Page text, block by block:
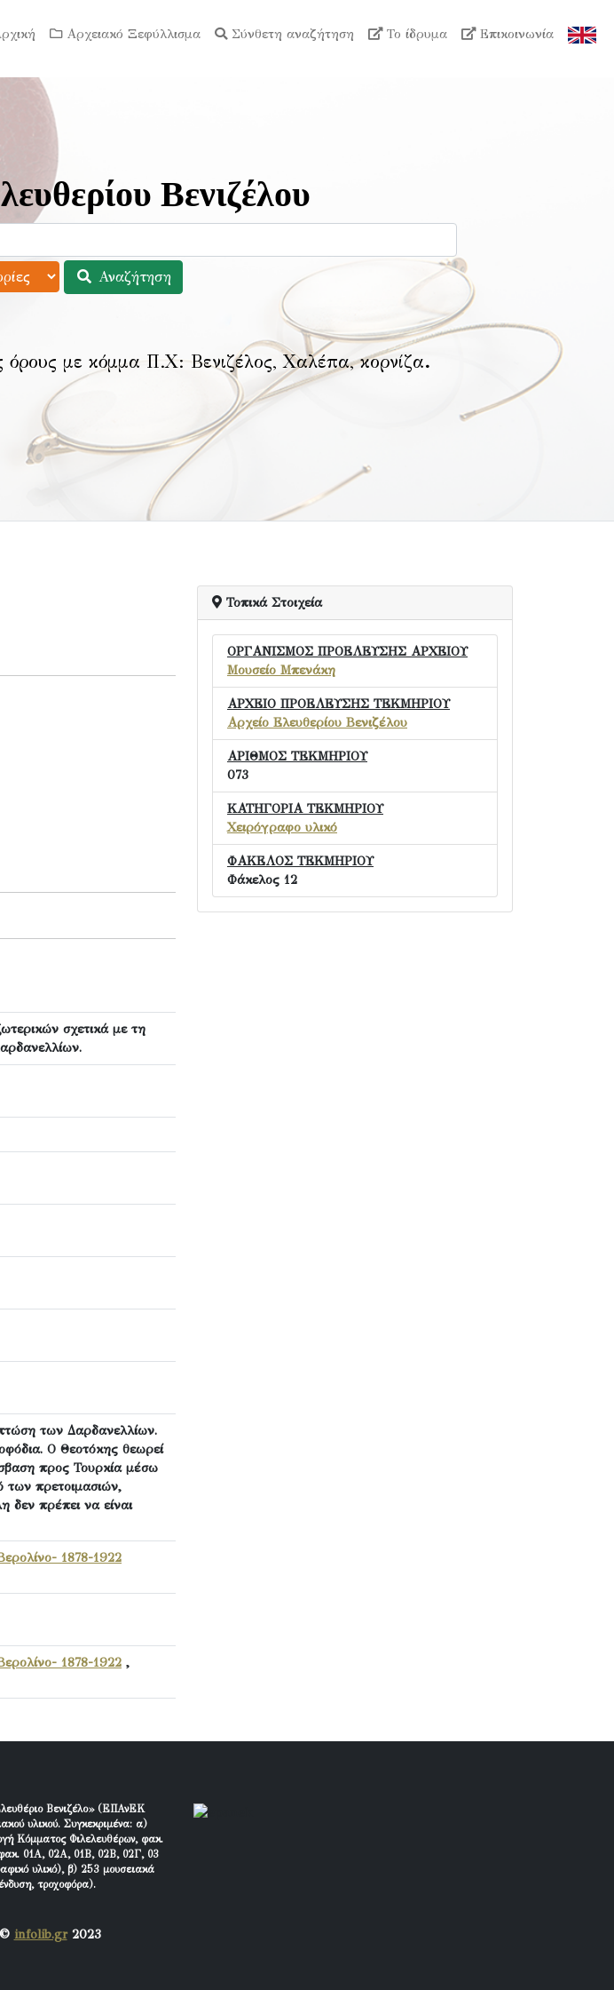
Αρχειακό Ξεφύλλισμα Σύνθετη αναζήτηση Το ίδρυμα Επικοινωνία
Βενιζέλου
Αναζήτηση
όρους με κόμμα Π.Χ: Βενιζέλος, Χαλέπα, κορνίζα.
σχετικά με τη
πτώση των Δαρδανελλίων.
Ο Θεοτόκης θεωρεί
προς Τουρκία μέσω
των πρετοιμασιών,
δεν πρέπει να είναι
1878-1922
1878-1922 ,
Τοπικά Στοιχεία
ΟΡΓΑΝΙΣΜΟΣ ΠΡΟΕΛΕΥΣΗΣ ΑΡΧΕΙΟΥ
Μουσείο Μπενάκη
ΑΡΧΕΙΟ ΠΡΟΕΛΕΥΣΗΣ ΤΕΚΜΗΡΙΟΥ
Αρχείο Ελευθερίου Βενιζέλου
ΑΡΙΘΜΟΣ ΤΕΚΜΗΡΙΟΥ
073
ΚΑΤΗΓΟΡΙΑ ΤΕΚΜΗΡΙΟΥ
Χειρόγραφο υλικό
ΦΑΚΕΛΟΣ ΤΕΚΜΗΡΙΟΥ
Φάκελος 12
Βενιζέλο» (ΕΠΑνΕΚ
υλικού. Συγκεκριμένα: α)
Κόμματος Φιλελευθέρων, φακ.
01Α, 02Α, 01Β, 02Β, 02Γ, 03
υλικό), β) 253 μουσειακά
τροχοφόρα).
infolib.gr2023